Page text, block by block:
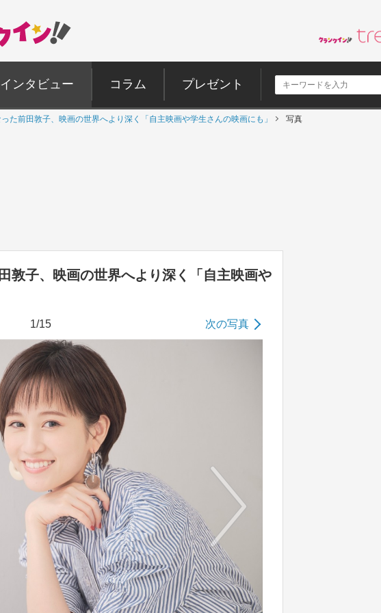
インタビュー コラム プレゼント
た前田敦子、映画の世界へより深く「自主映画や学生さんの映画にも」 写真
敦子、映画の世界へより深く「自主映画や
1/15 次の写真